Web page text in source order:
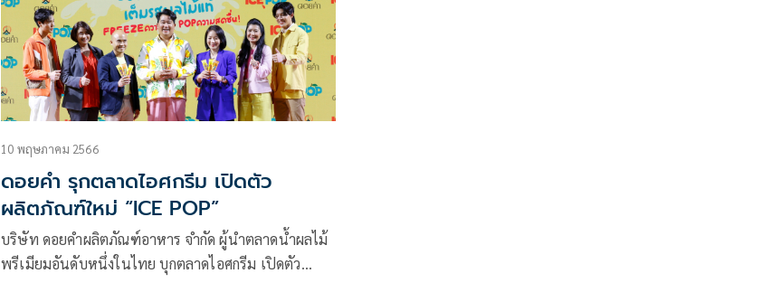
10 พฤษภาคม 2566
ดอยคำ รุกตลาดไอศกรีม เปิดตัว
ผลิตภัณฑ์ใหม่ “ICE POP”
บริษัท ดอยคำผลิตภัณฑ์อาหาร จำกัด ผู้นำตลาดน้ำผลไม้
พรีเมียมอันดับหนึ่งในไทย บุกตลาดไอศกรีม เปิดตัว